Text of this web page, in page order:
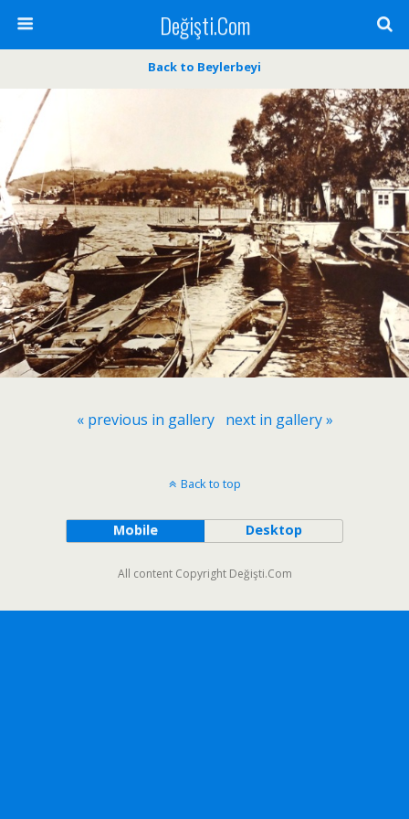
Değişti.Com
Back to Beylerbeyi
« previous in gallery next in gallery »
Back to top
Mobile Desktop
All content Copyright Değişti.Com